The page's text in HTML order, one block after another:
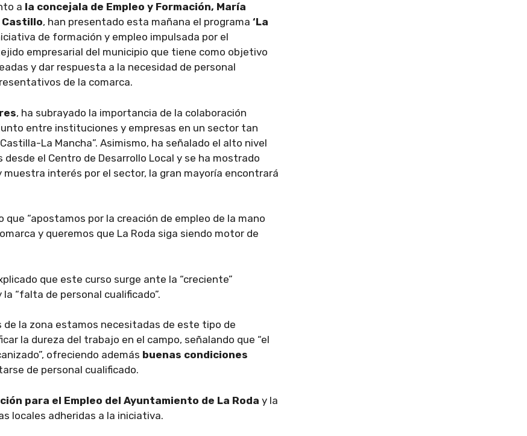
a la concejala de Empleo y Formación, María
Castillo, han presentado esta mañana el programa ‘La
de formación y empleo impulsada por el
empresarial del municipio que tiene como objetivo
y dar respuesta a la necesidad de personal
de la comarca.
, ha subrayado la importancia de la colaboración
entre instituciones y empresas en un sector tan
La Mancha”. Asimismo, ha señalado el alto nivel
el Centro de Desarrollo Local y se ha mostrado
interés por el sector, la gran mayoría encontrará
que “apostamos por la creación de empleo de la mano
y queremos que La Roda siga siendo motor de
que este curso surge ante la “creciente”
“falta de personal cualificado”.
la zona estamos necesitadas de este tipo de
la dureza del trabajo en el campo, señalando que “el
ofreciendo además buenas condiciones
de personal cualificado.
para el Empleo del Ayuntamiento de La Roda y la
locales adheridas a la iniciativa.